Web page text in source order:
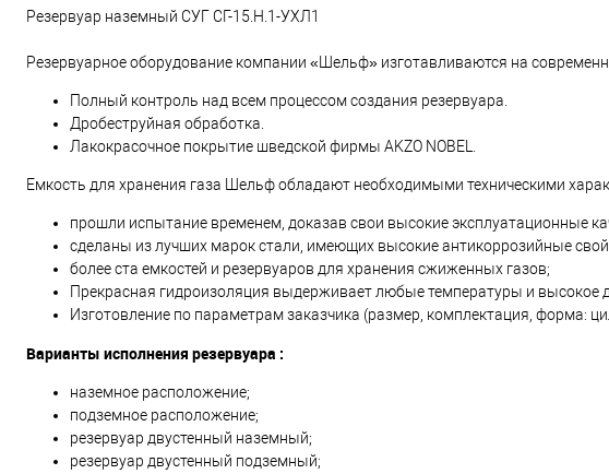
Резервуар наземный СУГ СГ-15.Н.1-УХЛ1
Резервуарное оборудование компании «Шельф» изготавливаются на
Полный контроль над всем процессом создания резервуара.
Дробеструйная обработка.
Лакокрасочное покрытие шведской фирмы AKZO NOBEL.
Емкость для хранения газа Шельф обладают необходимыми техническими
прошли испытание временем, доказав свои высокие эксплуатационные
сделаны из лучших марок стали, имеющих высокие антикоррозийные
более ста емкостей и резервуаров для хранения сжиженных газов;
Прекрасная гидроизоляция выдерживает любые температуры и высокое
Изготовление по параметрам заказчика (размер, комплектация, форма:
Варианты исполнения резервуара :
наземное расположение;
подземное расположение;
резервуар двустенный наземный;
резервуар двустенный подземный;